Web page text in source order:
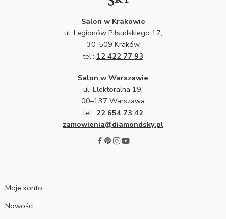
Salon w Krakowie
ul. Legionów Piłsudskiego 17,
30-509 Kraków
tel.: 12 422 77 93
Salon w Warszawie
ul. Elektoralna 19,
00–137 Warszawa
tel.: 22 654 73 42
zamowienia@diamondsky.pl
Moje konto
Nowości